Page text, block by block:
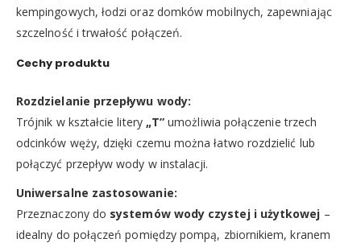
kempingowych, łodzi oraz domków mobilnych, zapewniając
szczelność i trwałość połączeń.
Cechy produktu
Rozdzielanie przepływu wody:
Trójnik w kształcie litery „T” umożliwia połączenie trzech
odcinków węży, dzięki czemu można łatwo rozdzielić lub
połączyć przepływ wody w instalacji.
Uniwersalne zastosowanie:
Przeznaczony do systemów wody czystej i użytkowej –
idealny do połączeń pomiędzy pompą, zbiornikiem, kranem